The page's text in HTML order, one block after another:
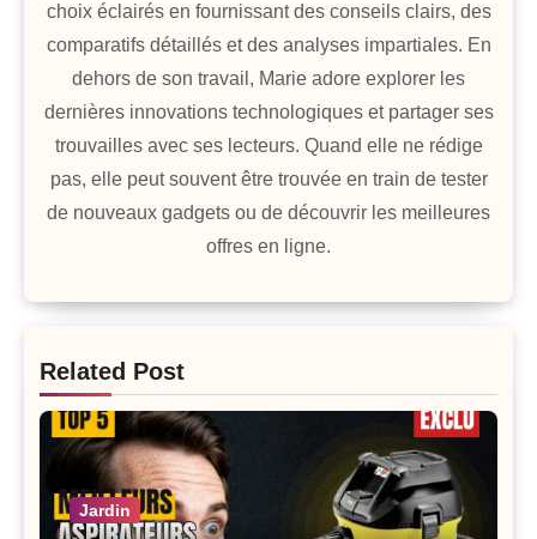
choix éclairés en fournissant des conseils clairs, des
comparatifs détaillés et des analyses impartiales. En
dehors de son travail, Marie adore explorer les
dernières innovations technologiques et partager ses
trouvailles avec ses lecteurs. Quand elle ne rédige
pas, elle peut souvent être trouvée en train de tester
de nouveaux gadgets ou de découvrir les meilleures
offres en ligne.
Related Post
Jardin